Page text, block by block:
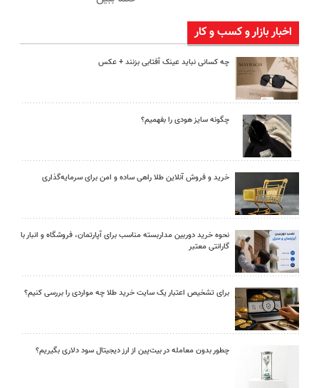
اخبار بازار و کسب و کار
چه کسانی نباید عینک آفتابی بزنند + عکس
چگونه سایز هودی را بفهمیم؟
خرید و فروش آنلاین طلا راهی ساده و امن برای سرمایه‌گذاری
نحوه خرید دوربین مداربسته مناسب برای آپارتمان، فروشگاه و انبار با
گارانتی معتبر
برای تشخیص اعتبار یک سایت خرید طلا چه مواردی را بررسی کنیم؟
چطور بدون معامله در بیت‌پین از ارز دیجیتال سود دلاری بگیریم؟